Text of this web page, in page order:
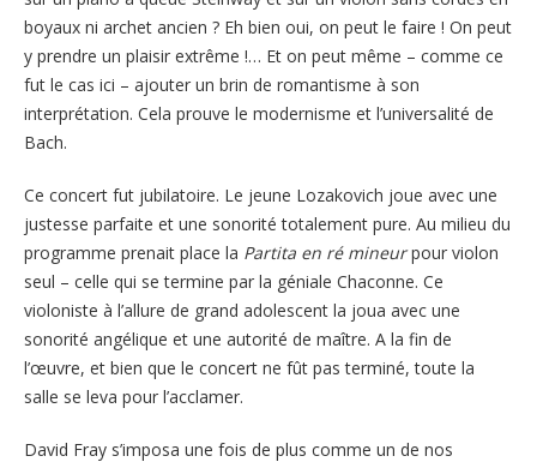
boyaux ni archet ancien ? Eh bien oui, on peut le faire ! On peut
y prendre un plaisir extrême !… Et on peut même – comme ce
fut le cas ici – ajouter un brin de romantisme à son
interprétation. Cela prouve le modernisme et l’universalité de
Bach.
Ce concert fut jubilatoire. Le jeune Lozakovich joue avec une
justesse parfaite et une sonorité totalement pure. Au milieu du
programme prenait place la Partita en ré mineurpour violon
seul – celle qui se termine par la géniale Chaconne. Ce
violoniste à l’allure de grand adolescent la joua avec une
sonorité angélique et une autorité de maître. A la fin de
l’œuvre, et bien que le concert ne fût pas terminé, toute la
salle se leva pour l’acclamer.
David Fray s’imposa une fois de plus comme un de nos